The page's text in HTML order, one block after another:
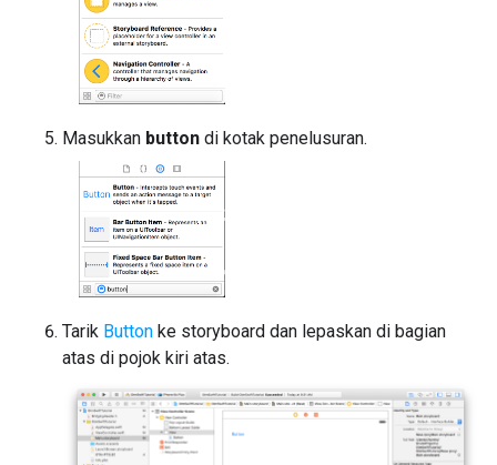
Masukkan button di kotak penelusuran.
Tarik Button ke storyboard dan lepaskan di bagian
atas di pojok kiri atas.